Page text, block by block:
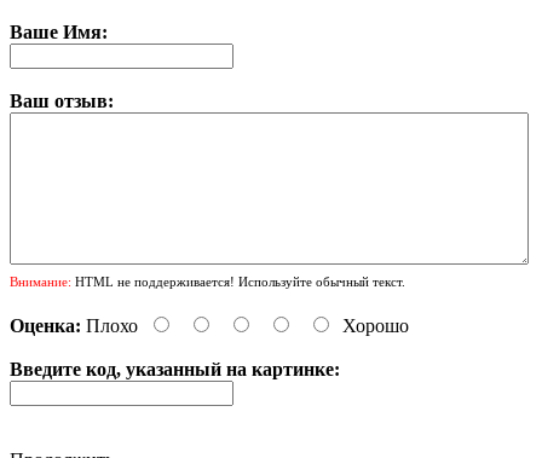
Ваше Имя:
Ваш отзыв:
Внимание: HTML не поддерживается! Используйте обычный текст.
Оценка: Плохо Хорошо
Введите код, указанный на картинке: